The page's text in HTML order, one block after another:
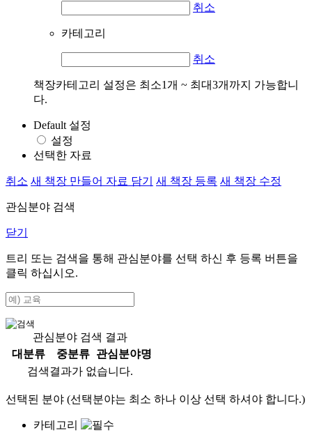
취소
카테고리
취소
책장카테고리 설정은 최소1개 ~ 최대3개까지 가능합니
다.
Default 설정
설정
선택한 자료
취소 새 책장 만들어 자료 담기 새 책장 등록 새 책장 수정
관심분야 검색
닫기
트리 또는 검색을 통해 관심분야를 선택 하신 후 등록 버튼을
클릭 하십시오.
관심분야 검색 결과
대분류
중분류
관심분야명
검색결과가 없습니다.
선택된 분야 (선택분야는 최소 하나 이상 선택 하셔야 합니다.)
카테고리